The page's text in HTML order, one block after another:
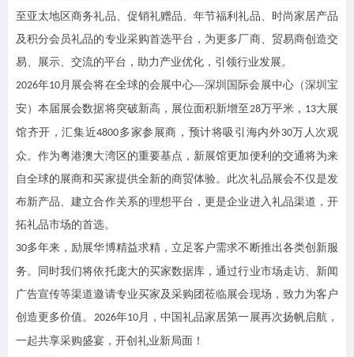
至亚太地区商务礼品、促销礼赠品、年节福利礼品、时尚家居产品
及积分会员礼品的专业采购首选平台，为更多厂商、贸易商创造交
易、展示、交流的平台，助力产业优化，引领行业发展。
2026年10月展会将在全球的会展中心—深圳国际会展中心（深圳宝
安）本届展会数据将突破新高，展位面积新增至 28万平米， 13大展
馆齐开，汇集近4800多家参展商，预计将吸引海内外30万人次观
众。作为粤港澳大湾区的重要基点，新展馆更加便利的交通将为来
自全球的展商和买家提供全新的商贸体验。此次礼品展会不仅是发
布新产品、建立合作关系的理想平台，更是企业进入礼品渠道，开
拓礼品市场的首选。
30多年来，励展华博精益求精，立足客户需求不断推出各类创新服
务。同时我们将依托庞大的买家数据库，通过行业市场走访、新闻
广告宣传等渠道邀请专业买家及采购团莅临展会现场，致力为客户
创造更多价值。 2026年10月，中国礼品家居第一展再次扬帆启航，
一起共享采购盛宴，开创礼业新局面！